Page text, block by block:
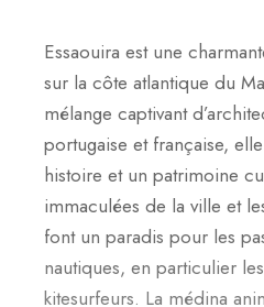
Essaouira est une
sur la côte atlantique du
mélange captivant
portugaise et française,
histoire et un patrimoine
immaculées de la ville et
font un paradis pour les
nautiques, en particulier
kitesurfeurs. La médina